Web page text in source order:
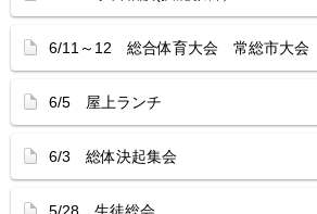
6/11～12 総合体育大会 常総市大会
6/5 屋上ランチ
6/3 総体決起集会